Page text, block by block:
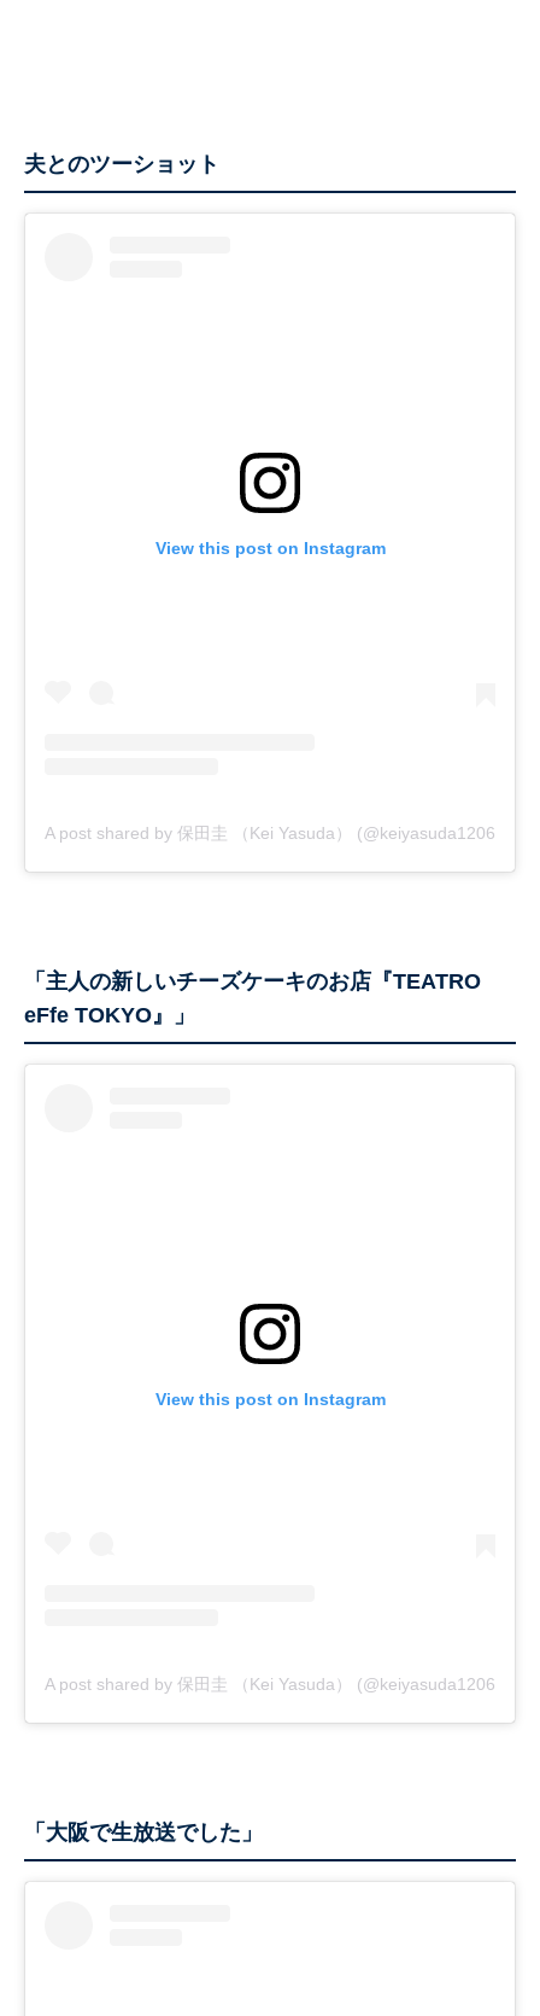
夫とのツーショット
View this post on Instagram
A post shared by 保田圭 （Kei Yasuda） (@keiyasuda1206)
「主人の新しいチーズケーキのお店『TEATRO
eFfe TOKYO』」
View this post on Instagram
A post shared by 保田圭 （Kei Yasuda） (@keiyasuda1206)
「大阪で生放送でした」